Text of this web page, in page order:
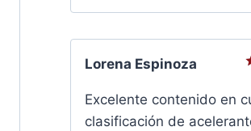
Lorena Espinoza
5
Excelente contenido en
clasificación de